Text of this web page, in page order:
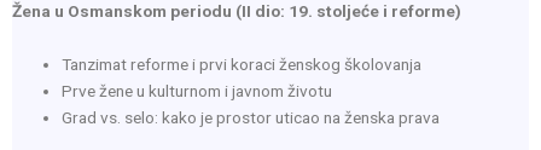
Žena u Osmanskom periodu (II dio: 19. stoljeće i reforme)
Tanzimat reforme i prvi koraci ženskog školovanja
Prve žene u kulturnom i javnom životu
Grad vs. selo: kako je prostor uticao na ženska prava